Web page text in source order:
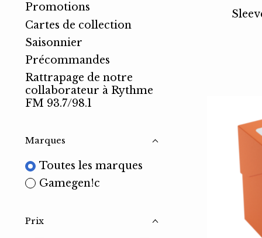
Promotions
Cartes de collection
Saisonnier
Précommandes
Rattrapage de notre
collaborateur à Rythme
FM 93.7/98.1
Marques
Toutes les marques
Gamegen!c
Prix